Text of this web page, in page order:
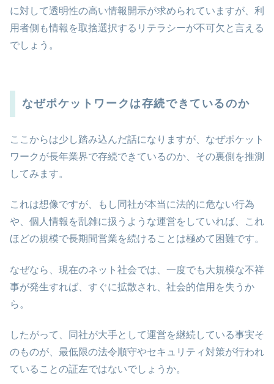
に対して透明性の高い情報開示が求められていますが、利
用者側も情報を取捨選択するリテラシーが不可欠と言える
でしょう。
なぜポケットワークは存続できているのか
ここからは少し踏み込んだ話になりますが、なぜポケット
ワークが長年業界で存続できているのか、その裏側を推測
してみます。
これは想像ですが、もし同社が本当に法的に危ない行為
や、個人情報を乱雑に扱うような運営をしていれば、これ
ほどの規模で長期間営業を続けることは極めて困難です。
なぜなら、現在のネット社会では、一度でも大規模な不祥
事が発生すれば、すぐに拡散され、社会的信用を失うか
ら。
したがって、同社が大手として運営を継続している事実そ
のものが、最低限の法令順守やセキュリティ対策が行われ
ていることの証左ではないでしょうか。